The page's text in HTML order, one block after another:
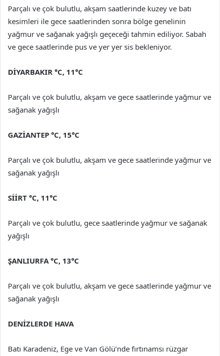
Parçalı ve çok bulutlu, akşam saatlerinde kuzey ve batı
kesimleri ile gece saatlerinden sonra bölge genelinin
yağmur ve sağanak yağışlı geçeceği tahmin ediliyor. Sabah
ve gece saatlerinde pus ve yer yer sis bekleniyor.
DİYARBAKIR °C, 11°C
Parçalı ve çok bulutlu, akşam ve gece saatlerinde yağmur ve
sağanak yağışlı
GAZİANTEP °C, 15°C
Parçalı ve çok bulutlu, akşam ve gece saatlerinde yağmur ve
sağanak yağışlı
SİİRT °C, 11°C
Parçalı ve çok bulutlu, gece saatlerinde yağmur ve sağanak
yağışlı
ŞANLIURFA °C, 13°C
Parçalı ve çok bulutlu, akşam ve gece saatlerinde yağmur ve
sağanak yağışlı
DENİZLERDE HAVA
Batı Karadeniz, Ege ve Van Gölü’nde fırtınamsı rüzgar